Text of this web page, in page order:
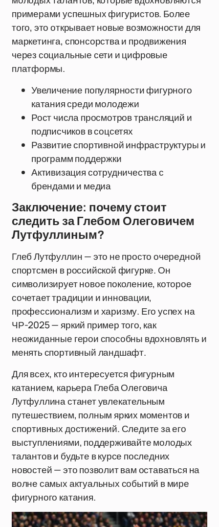
примерами успешных фигуристов. Более
того, это открывает новые возможности для
маркетинга, спонсорства и продвижения
через социальные сети и цифровые
платформы.
Увеличение популярности фигурного
катания среди молодежи
Рост числа просмотров трансляций и
подписчиков в соцсетях
Развитие спортивной инфраструктуры и
программ поддержки
Активизация сотрудничества с
брендами и медиа
Заключение: почему стоит
следить за Глебом Олеговичем
Лутфуллиным?
Глеб Лутфуллин — это не просто очередной
спортсмен в российской фигурке. Он
символизирует новое поколение, которое
сочетает традиции и инновации,
профессионализм и харизму. Его успех на
ЧР-2025 — яркий пример того, как
неожиданные герои способны вдохновлять и
менять спортивный ландшафт.
Для всех, кто интересуется фигурным
катанием, карьера Глеба Олеговича
Лутфуллина станет увлекательным
путешествием, полным ярких моментов и
спортивных достижений. Следите за его
выступлениями, поддерживайте молодых
талантов и будьте в курсе последних
новостей — это позволит вам оставаться на
волне самых актуальных событий в мире
фигурного катания.